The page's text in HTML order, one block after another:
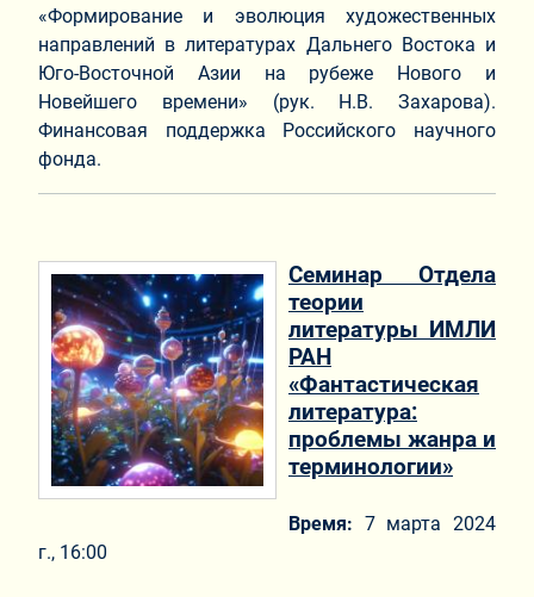
«Формирование и эволюция художественных
направлений в литературах Дальнего Востока и
Юго-Восточной Азии на рубеже Нового и
Новейшего времени» (рук. Н.В. Захарова).
Финансовая поддержка Российского научного
фонда.
Семинар Отдела
теории
литературы ИМЛИ
РАН
«Фантастическая
литература:
проблемы жанра и
терминологии»
Время: 7 марта 2024
г., 16:00